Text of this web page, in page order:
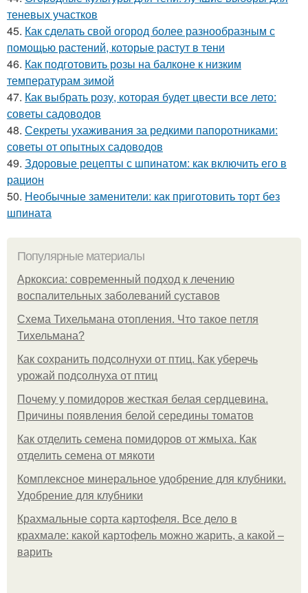
теневых участков
45. Как сделать свой огород более разнообразным с
помощью растений, которые растут в тени
46. Как подготовить розы на балконе к низким
температурам зимой
47. Как выбрать розу, которая будет цвести все лето:
советы садоводов
48. Секреты ухаживания за редкими папоротниками:
советы от опытных садоводов
49. Здоровые рецепты с шпинатом: как включить его в
рацион
50. Необычные заменители: как приготовить торт без
шпината
Популярные материалы
Аркоксиа: современный подход к лечению
воспалительных заболеваний суставов
Схема Тихельмана отопления. Что такое петля
Тихельмана?
Как сохранить подсолнухи от птиц. Как уберечь
урожай подсолнуха от птиц
Почему у помидоров жесткая белая сердцевина.
Причины появления белой середины томатов
Как отделить семена помидоров от жмыха. Как
отделить семена от мякоти
Комплексное минеральное удобрение для клубники.
Удобрение для клубники
Крахмальные сорта картофеля. Все дело в
крахмале: какой картофель можно жарить, а какой –
варить